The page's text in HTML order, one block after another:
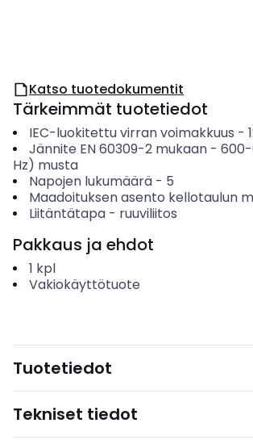
Katso tuotedokumentit
Tärkeimmät tuotetiedot
IEC-luokitettu virran voimakkuus -
Jännite EN 60309-2 mukaan-
Hz) musta
Napojen lukumäärä- 5
Maadoituksen asento kellotaulun
Liitäntätapa- ruuviliitos
Pakkaus ja ehdot
1 kpl
Vakiokäyttötuote
Tuotetiedot
Tekniset tiedot